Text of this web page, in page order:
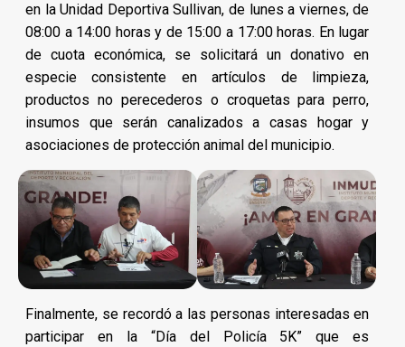
en la Unidad Deportiva Sullivan, de lunes a viernes, de
08:00 a 14:00 horas y de 15:00 a 17:00 horas. En lugar
de cuota económica, se solicitará un donativo en
especie consistente en artículos de limpieza,
productos no perecederos o croquetas para perro,
insumos que serán canalizados a casas hogar y
asociaciones de protección animal del municipio.
Finalmente, se recordó a las personas interesadas en
participar en la “Día del Policía 5K” que es